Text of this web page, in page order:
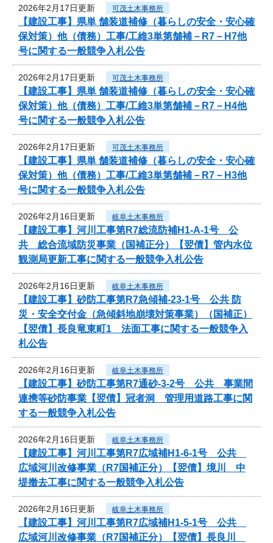
2026年2月17日更新 可茂土木事務所
【建設工事】県単 舗装道補修（暮らしの安全・安心確
保対策）他（債務）工事/工維3単第舗補－R7－H7他
号に関する一般競争入札公告
2026年2月17日更新 可茂土木事務所
【建設工事】県単 舗装道補修（暮らしの安全・安心確
保対策）他（債務）工事/工維3単第舗補－R7－H4他
号に関する一般競争入札公告
2026年2月17日更新 可茂土木事務所
【建設工事】県単 舗装道補修（暮らしの安全・安心確
保対策）他（債務）工事/工維3単第舗補－R7－H3他
号に関する一般競争入札公告
2026年2月16日更新 岐阜土木事務所
【建設工事】河川工事第R7総流防補H1-A-1号 公
共 総合流域防災事業（国補正分）【翌債】管内水位
観測局更新工事に関する一般競争入札公告
2026年2月16日更新 岐阜土木事務所
【建設工事】砂防工事第R7急傾補-23-1号 公共 防
災・安全交付金（急傾斜地崩壊対策事業）（国補正）
【翌債】長良竜東町1 法面工事に関する一般競争入
札公告
2026年2月16日更新 岐阜土木事務所
【建設工事】砂防工事第R7通砂-3-2号 公共 事業間
連携等砂防事業【翌債】冠者洞 管理用道路工事に関
する一般競争入札公告
2026年2月16日更新 岐阜土木事務所
【建設工事】河川工事第R7広域補H1-6-1号 公共
広域河川改修事業（R7国補正分）【翌債】境川 中
堤撤去工事に関する一般競争入札公告
2026年2月16日更新 岐阜土木事務所
【建設工事】河川工事第R7広域補H1-5-1号 公共
広域河川改修事業（R7国補正分）【翌債】長良川